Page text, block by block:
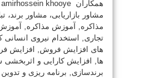
مشاور بازاریابی، مشاور برند،
مذاکره, آموزش مذاکره,
تجاری, استخدام نیروی انسانی
های افزایش فروش, افزایش
ها, افزایش کارایی و اثربخشی
برندسازی, برنامه ریزی و